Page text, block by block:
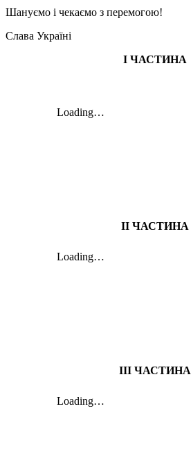
Шануємо і чекаємо з перемогою!
Слава Україні
І ЧАСТИНА
ІІ ЧАСТИНА
ІІІ ЧАСТИНА